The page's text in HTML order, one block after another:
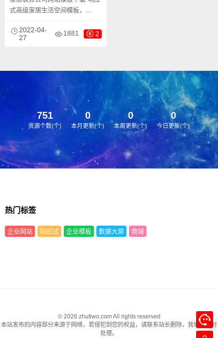
式高级家居生活空间模板，
板，该模板适用于家居生活、家
居装修网站等企业，当然其他行
同一个后台，数据即时同步，简
单适用！附带测试数据！
2022-04-
27
1881 2
751
资源个数(个)
0
本月更新(个)
0
本周更新(个)
0
今日更新(个)
热门标签
企业网站 响应式 企业模板 数据大屏 商城
© 2026 zhutiwo.com All rights reserved
本站发布的内容部分来源于网络，若侵犯到您的权益，请联系站长删除，我们将及时
处理。